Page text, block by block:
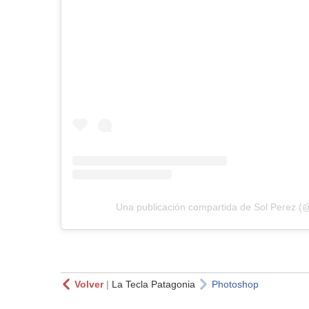
Una publicación compartida de Sol Perez
Volver| La Tecla Patagonia Photoshop